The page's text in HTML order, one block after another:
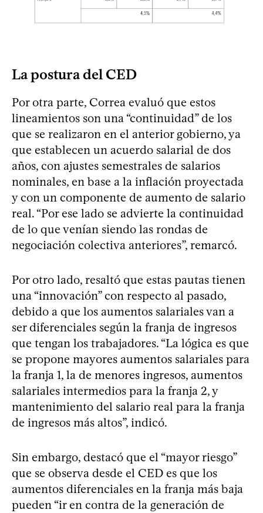
La postura del CED
Por otra parte, Correa evaluó que estos
lineamientos son una “continuidad” de los
que se realizaron en el anterior gobierno, ya
que establecen un acuerdo salarial de dos
años, con ajustes semestrales de salarios
nominales, en base a la inflación proyectada
y con un componente de aumento de salario
real. “Por ese lado se advierte la continuidad
de lo que venían siendo las rondas de
negociación colectiva anteriores”, remarcó.
Por otro lado, resaltó que estas pautas tienen
una “innovación” con respecto al pasado,
debido a que los aumentos salariales van a
ser diferenciales según la franja de ingresos
que tengan los trabajadores. “La lógica es que
se propone mayores aumentos salariales para
la franja 1, la de menores ingresos, aumentos
salariales intermedios para la franja 2, y
mantenimiento del salario real para la franja
de ingresos más altos”, indicó.
Sin embargo, destacó que el “mayor riesgo”
que se observa desde el CED es que los
aumentos diferenciales en la franja más baja
pueden “ir en contra de la generación de